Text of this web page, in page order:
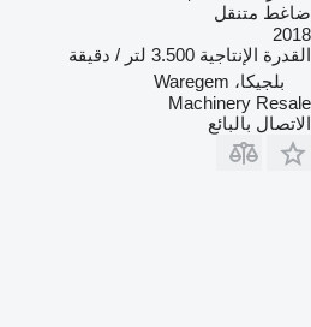
ضاغط متنقل
2018
القدرة الإنتاجية 3.500 لتر / دقيقة
بلجيكا، Waregem
Machinery Resale
الاتصال بالبائع